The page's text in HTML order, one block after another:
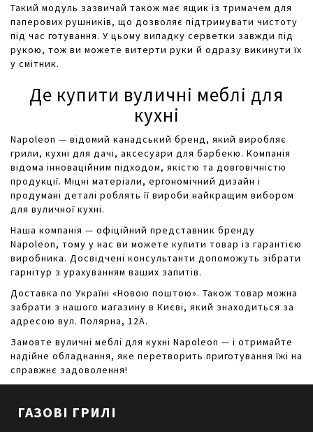
Такий модуль зазвичай також має ящик із тримачем для
паперових рушників, що дозволяє підтримувати чистоту
під час готування. У цьому випадку серветки завжди під
рукою, тож ви можете витерти руки й одразу викинути їх
у смітник.
Де купити вуличні меблі для
кухні
Napoleon — відомий канадський бренд, який виробляє
грили, кухні для дачі, аксесуари для барбекю. Компанія
відома інноваційним підходом, якістю та довговічністю
продукції. Міцні матеріали, ергономічний дизайн і
продумані деталі роблять її вироби найкращим вибором
для вуличної кухні.
Наша компанія — офіційний представник бренду
Napoleon, тому у нас ви можете купити товар із гарантією
виробника. Досвідчені консультанти допоможуть зібрати
гарнітур з урахуванням ваших запитів.
Доставка по Україні «Новою поштою». Також товар можна
забрати з нашого магазину в Києві, який знаходиться за
адресою вул. Полярна, 12А.
Замовте вуличні меблі для кухні Napoleon — і отримайте
надійне обладнання, яке перетворить приготування їжі на
справжнє задоволення!
ГАЗОВІ ГРИЛІ